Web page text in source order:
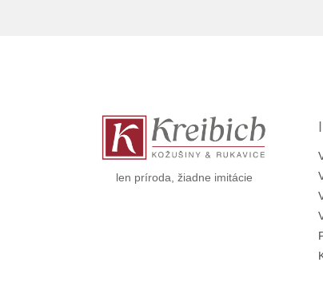
len príroda, žiadne imitácie